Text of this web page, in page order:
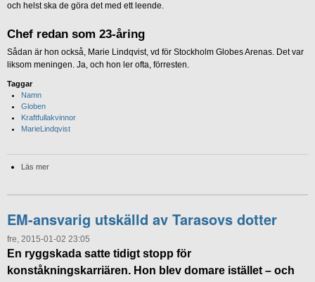
och helst ska de göra det med ett leende.
Chef redan som 23-åring
Sådan är hon också, Marie Lindqvist, vd för Stockholm Globes Arenas. Det var
liksom meningen. Ja, och hon ler ofta, förresten.
Taggar
Namn
Globen
Kraftfullakvinnor
MarieLindqvist
Läs mer
EM-ansvarig utskälld av Tarasovs dotter
fre, 2015-01-02 23:05
En ryggskada satte tidigt stopp för
konståkningskarriären. Hon blev domare istället – och